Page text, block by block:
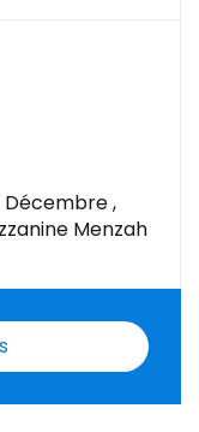
Décembre ,
Menzah